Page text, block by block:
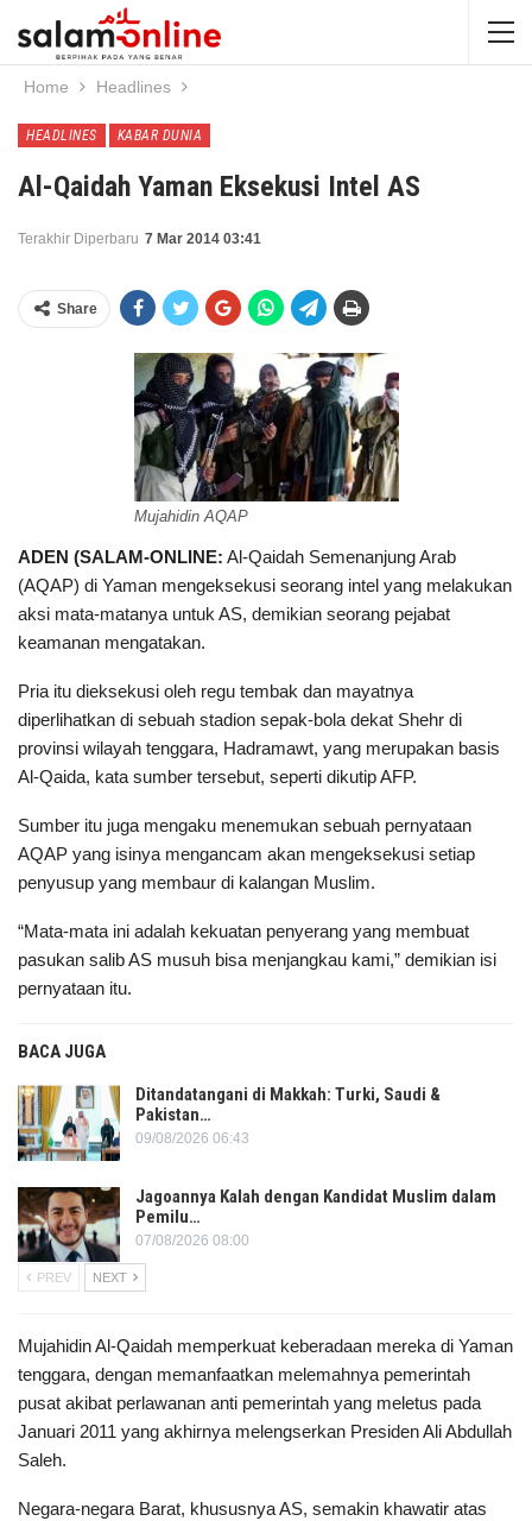
Home Headlines
HEADLINES KABAR DUNIA
Al-Qaidah Yaman Eksekusi Intel AS
Terakhir Diperbaru 7 Mar 2014 03:41
Share
Mujahidin AQAP
ADEN (SALAM-ONLINE: Al-Qaidah Semenanjung Arab
(AQAP) di Yaman mengeksekusi seorang intel yang melakukan
aksi mata-matanya untuk AS, demikian seorang pejabat
keamanan mengatakan.
Pria itu dieksekusi oleh regu tembak dan mayatnya
diperlihatkan di sebuah stadion sepak-bola dekat Shehr di
provinsi wilayah tenggara, Hadramawt, yang merupakan basis
Al-Qaida, kata sumber tersebut, seperti dikutip AFP.
Sumber itu juga mengaku menemukan sebuah pernyataan
AQAP yang isinya mengancam akan mengeksekusi setiap
penyusup yang membaur di kalangan Muslim.
“Mata-mata ini adalah kekuatan penyerang yang membuat
pasukan salib AS musuh bisa menjangkau kami,” demikian isi
pernyataan itu.
BACA JUGA
Ditandatangani di Makkah: Turki, Saudi &
Pakistan…
09/08/2026 06:43
Jagoannya Kalah dengan Kandidat Muslim dalam
Pemilu…
07/08/2026 08:00
PREV NEXT
Mujahidin Al-Qaidah memperkuat keberadaan mereka di Yaman
tenggara, dengan memanfaatkan melemahnya pemerintah
pusat akibat perlawanan anti pemerintah yang meletus pada
Januari 2011 yang akhirnya melengserkan Presiden Ali Abdullah
Saleh.
Negara-negara Barat, khususnya AS, semakin khawatir atas